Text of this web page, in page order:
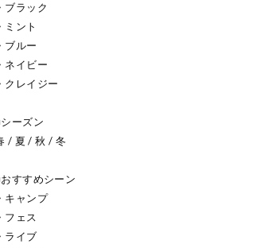
ブラック
ミント
ブルー
ネイビー
クレイジー
ーズン
/ 夏 / 秋 / 冬
すすめシーン
キャンプ
フェス
ライブ